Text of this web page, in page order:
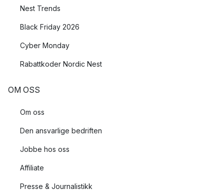
Nest Trends
Black Friday 2026
Cyber Monday
Rabattkoder Nordic Nest
OM OSS
Om oss
Den ansvarlige bedriften
Jobbe hos oss
Affiliate
Presse & Journalistikk